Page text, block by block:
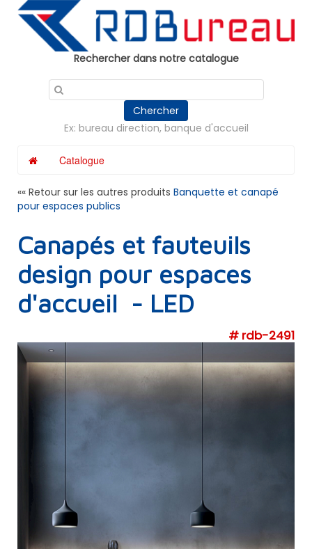
Rechercher dans notre catalogue
Chercher
Ex: bureau direction, banque d'accueil
Catalogue
«« Retour sur les autres produits Banquette et canapé
pour espaces publics
Canapés et fauteuils
design pour espaces
d'accueil - LED
# rdb-2491
Panneau de gestion des cookies